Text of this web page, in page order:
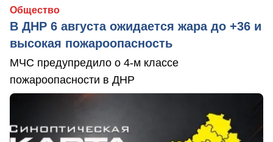
Общество
В ДНР 6 августа ожидается жара до +36 и
высокая пожароопасность
МЧС предупредило о 4-м классе
пожароопасности в ДНР